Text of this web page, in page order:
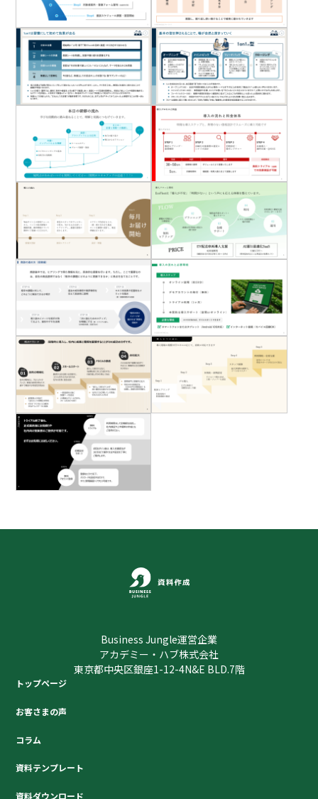
Business Jungle運営企業
アカデミー・ハブ株式会社
東京都中央区銀座1-12-4N&E BLD.7階
トップページ
お客さまの声
コラム
資料テンプレート
資料ダウンロード